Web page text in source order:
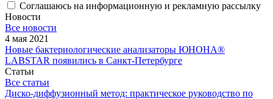
Соглашаюсь на информационную и рекламную рассылку
Новости
Все новости
4 мая 2021
Новые бактериологические анализаторы ЮНОНА®
LABSTAR появились в Санкт-Петербурге
Статьи
Все статьи
Диско-диффузионный метод: практическое руководство по